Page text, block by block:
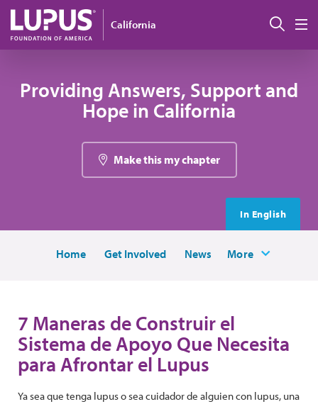
Pasar al contenido principal
California
Providing Answers, Support and
Hope in California
Make this my chapter
In English
Home Get Involved News More
7 Maneras de Construir el
Sistema de Apoyo Que Necesita
para Afrontar el Lupus
Ya sea que tenga lupus o sea cuidador de alguien con lupus, una